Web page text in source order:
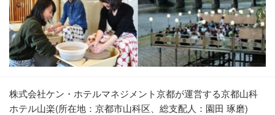
株式会社ケン・ホテルマネジメント京都が運営する京都山科
ホテル山楽(所在地：京都市山科区、総支配人：園田 琢磨)